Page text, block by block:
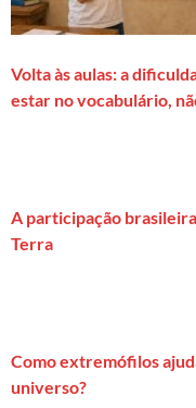
Volta às aulas: a
estar no vocabulário,
A participação
Terra
Como extremófilos
universo?